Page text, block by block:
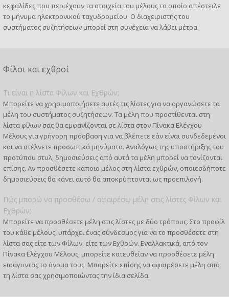
κεφαλίδες που περιέχουν τα στοιχεία του μέλους το οποίο απέστειλε
το μήνυμα ηλεκτρονικού ταχυδρομείου. Ο διαχειριστής του
συστήματος συζητήσεων μπορεί στη συνέχεια να λάβει μέτρα.
Φίλοι και εχθροί
Τι είναι η λίστα Φίλων και Εχθρών;
Μπορείτε να χρησιμοποιήσετε αυτές τις λίστες για να οργανώσετε τα
μέλη του συστήματος συζητήσεων. Τα μέλη που προστίθενται στη
λίστα φίλων σας θα εμφανίζονται σε λίστα στον Πίνακα Ελέγχου
Μέλους για γρήγορη πρόσβαση για να βλέπετε εάν είναι συνδεδεμένοι
και να στέλνετε προσωπικά μηνύματα. Αναλόγως της υποστήριξης του
προτύπου στυλ, δημοσιεύσεις από αυτά τα μέλη μπορεί να τονίζονται
επίσης. Αν προσθέσετε κάποιο μέλος στη λίστα εχθρών, οποιεσδήποτε
δημοσιεύσεις θα κάνει αυτό θα αποκρύπτονται ως προεπιλογή.
Πώς μπορώ να προσθέσω / αφαιρέσω μέλη στις λίστες Φίλων και
Εχθρών;
Μπορείτε να προσθέσετε μέλη στις λίστες με δύο τρόπους. Στο προφίλ
του κάθε μέλους, υπάρχει ένας σύνδεσμος για να το προσθέσετε στη
λίστα σας είτε των Φίλων, είτε των Εχθρών. Εναλλακτικά, από τον
Πίνακα Ελέγχου Μέλους, μπορείτε κατευθείαν να προσθέσετε μέλη
εισάγοντας το όνομα τους. Μπορείτε επίσης να αφαιρέσετε μέλη από
τη λίστα σας χρησιμοποιώντας την ίδια σελίδα.